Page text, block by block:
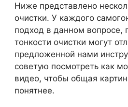
Ниже представлено
очистки. У каждого
подход в данном вопросе,
тонкости очистки могут
предложенной нами
советую посмотреть как
видео, чтобы общая
понятнее.